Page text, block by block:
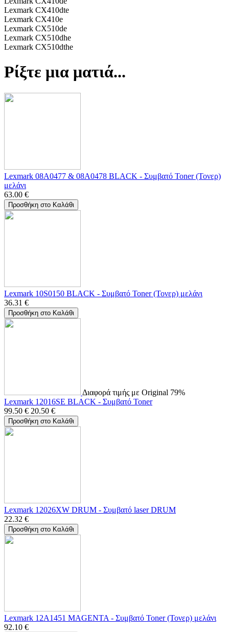
Lexmark CX410dte
Lexmark CX410e
Lexmark CX510de
Lexmark CX510dhe
Lexmark CX510dthe
Ρίξτε μια ματιά...
Lexmark 08A0477 & 08A0478 BLACK - Συμβατό Toner (Τονερ)
μελάνι
63.00 €
Προσθήκη στο Καλάθι
Lexmark 10S0150 BLACK - Συμβατό Toner (Τονερ) μελάνι
36.31 €
Προσθήκη στο Καλάθι
Διαφορά τιμής με Original 79%
Lexmark 12016SE BLACK - Συμβατό Toner
99.50 € 20.50 €
Προσθήκη στο Καλάθι
Lexmark 12026XW DRUM - Συμβατό laser DRUM
22.32 €
Προσθήκη στο Καλάθι
Lexmark 12A1451 MAGENTA - Συμβατό Toner (Τονερ) μελάνι
92.10 €